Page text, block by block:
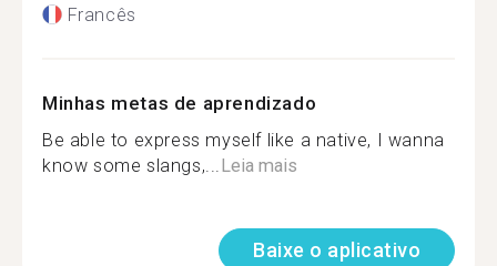
Francês
Minhas metas de aprendizado
Be able to express myself like a native, I wanna
know some slangs,... Leia mais
Baixe o aplicativo